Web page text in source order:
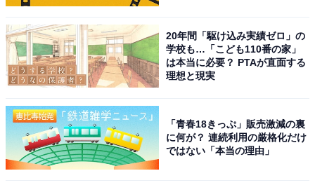
絵文字は〇個までならアリ？ 好印象なLINEの特徴
は
「おばさんぽい」と感じさせる理由となってしまってい
ることが分かりました。では、反対にどのようなLINEで
あれば印象がよくみえるのでしょうか。
20年間「駆け込み実績ゼロ」の
学校も…「こども110番の家」
は本当に必要？ PTAが直面する
理想と現実
「青春18きっぷ」販売激減の裏
に何が？ 連続利用の厳格化だけ
ではない「本当の理由」